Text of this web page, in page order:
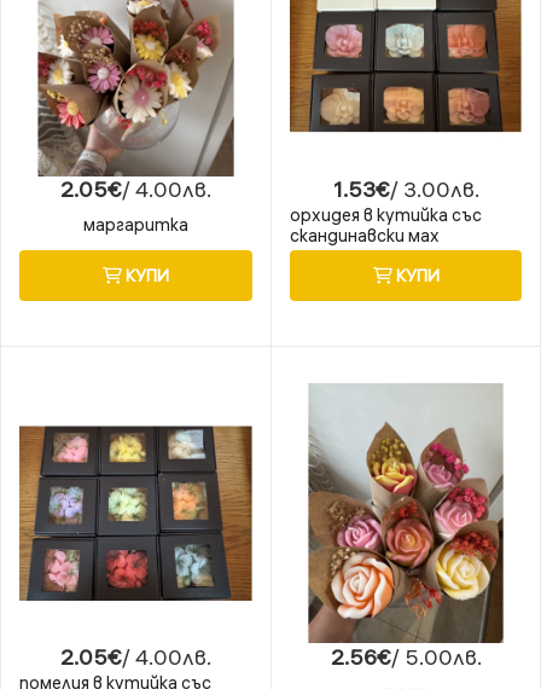
2.05€/ 4.00лв.
маргаритка
КУПИ
1.53€/ 3.00лв.
орхидея в кутийка със
скандинавски мах
КУПИ
2.05€/ 4.00лв.
помелия в кутийка със
2.56€/ 5.00лв.